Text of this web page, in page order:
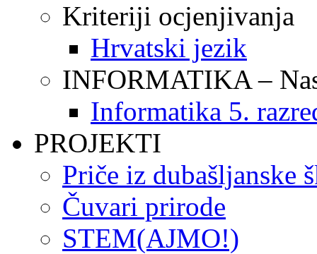
Kriteriji ocjenjivanja
Hrvatski jezik
INFORMATIKA –
Informatika 5.
PROJEKTI
Priče iz dubašljanske
Čuvari prirode
STEM(AJMO!)